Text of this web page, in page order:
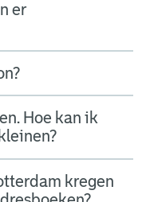
er
Hoe kan ik
kregen